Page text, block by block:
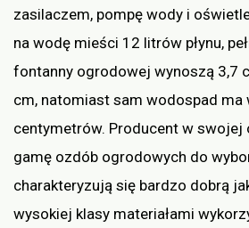
zasilaczem, pompę wody i
na wodę mieści 12 litrów płynu,
fontanny ogrodowej wynoszą 3,7
cm, natomiast sam wodospad ma
centymetrów. Producent w swojej
gamę ozdób ogrodowych do
charakteryzują się bardzo dobrą
wysokiej klasy materiałami